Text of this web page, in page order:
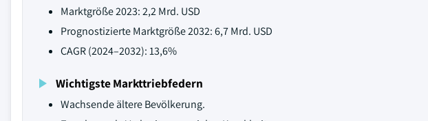
Marktgröße 2023: 2,2 Mrd. USD
Prognostizierte Marktgröße 2032: 6,7 Mrd. USD
CAGR (2024–2032): 13,6%
Wichtigste Markttriebfedern
Wachsende ältere Bevölkerung.